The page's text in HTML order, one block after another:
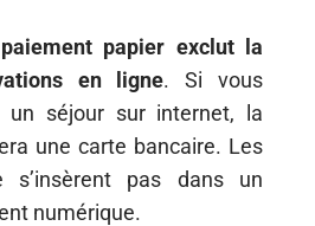
papier exclut la
en ligne. Si vous
séjour sur internet, la
une carte bancaire. Les
s’insèrent pas dans un
numérique.